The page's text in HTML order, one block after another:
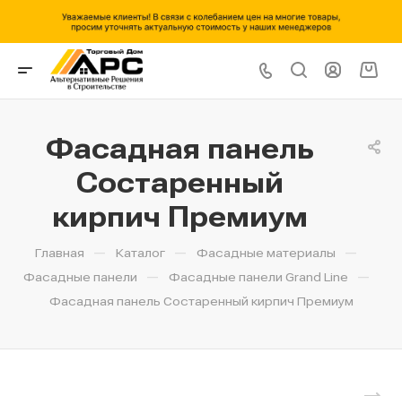
Фасадная панель
Состаренный
кирпич Премиум
Главная — Каталог — Фасадные материалы —
Фасадные панели — Фасадные панели Grand Line —
Фасадная панель Состаренный кирпич Премиум